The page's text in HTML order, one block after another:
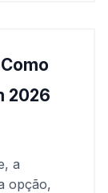
2026
a
opção,